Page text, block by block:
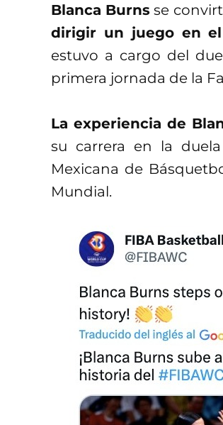
Blanca Burns se
dirigir un juego en
estuvo a cargo del
primera jornada de la
La experiencia de
su carrera en la
Mexicana de
Mundial.